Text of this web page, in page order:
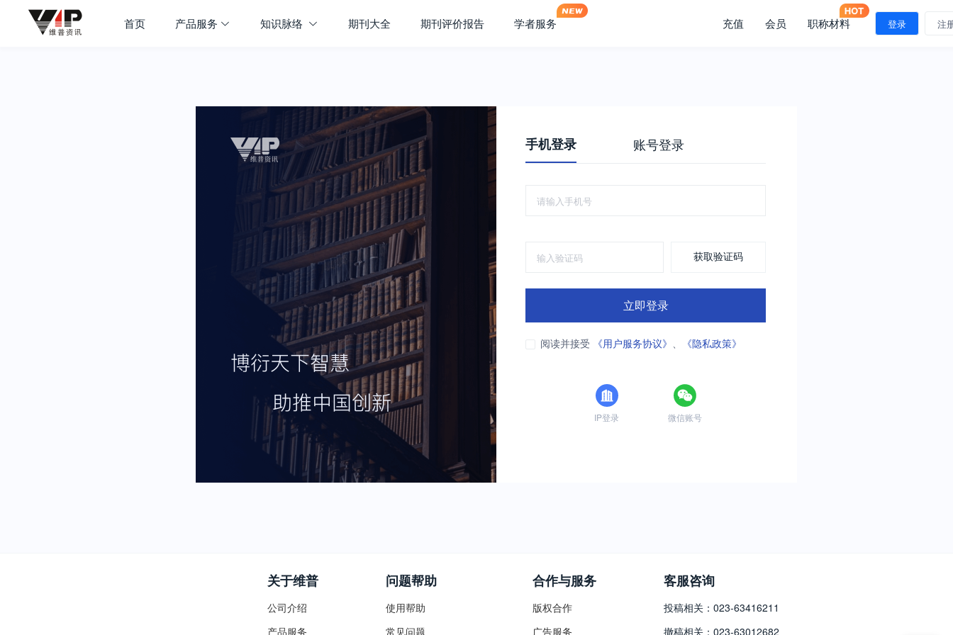
首页 产品服务 知识脉络 期刊大全 期刊评价报告 学者服务 充值 会员 职称材料 登录 注
手机登录 账号登录
获取验证码
立即登录
阅读并接受 《用户服务协议》 、 《隐私政策》
IP登录 微信账号
关于维普
公司介绍
产品服务
问题帮助
使用帮助
常见问题
合作与服务
版权合作
广告服务
客服咨询
投稿相关：023-63416211
撤稿相关：023-63012682